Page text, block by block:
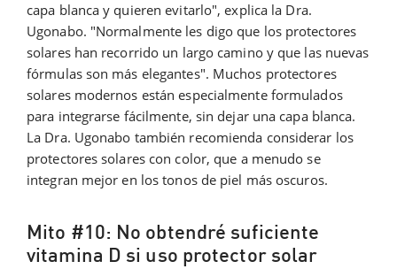
capa blanca y quieren evitarlo", explica la Dra.
Ugonabo. "Normalmente les digo que los protectores
solares han recorrido un largo camino y que las nuevas
fórmulas son más elegantes". Muchos protectores
solares modernos están especialmente formulados
para integrarse fácilmente, sin dejar una capa blanca.
La Dra. Ugonabo también recomienda considerar los
protectores solares con color, que a menudo se
integran mejor en los tonos de piel más oscuros.
Mito #10: No obtendré suficiente
vitamina D si uso protector solar